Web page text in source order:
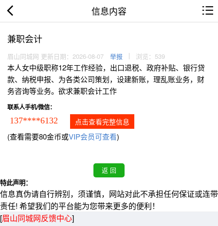
信息内容
兼职会计
眉山同城网 更新日期：2026-08-07 举报 浏览：539
本人女中级职称12年工作经验，出口退税、政府补贴、银行贷
款、纳税申报、为各类公司策划，设建新账，理乱账业务，财
务咨询等业务。欲求兼职会计工作
联系人手机/微信：
137****6132 点击查看完整信息
(查看需要80金币或VIP会员可查看)
特此声明：
信息真伪请自行辨别，须谨慎，网站对此不承担任何保证或连带
责任! 希望我们的平台能为您带来更多的便利！
[眉山同城网反馈中心]